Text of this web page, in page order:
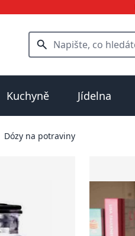
Kuchyně Jídelna
Dózy na potraviny